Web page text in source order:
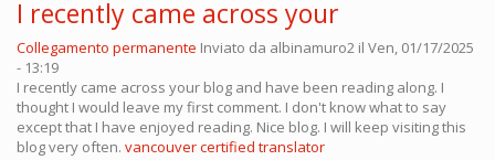
I recently came across your
Collegamento permanente Inviato da albinamuro2 il Ven, 01/17/2025
- 13:19
I recently came across your blog and have been reading along. I
thought I would leave my first comment. I don't know what to say
except that I have enjoyed reading. Nice blog. I will keep visiting this
blog very often. vancouver certified translator